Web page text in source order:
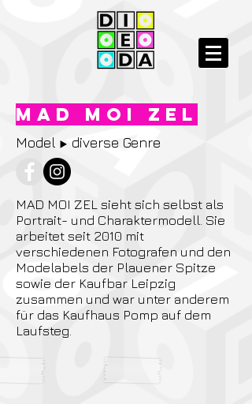
Mad moi zel
Model ▶️ diverse Genre
MAD MOI ZEL sieht sich selbst als
Portrait- und Charaktermodell. Sie
arbeitet seit 2010 mit
verschiedenen Fotografen und den
Modelabels der Plauener Spitze
sowie der Kaufbar Leipzig
zusammen und war unter anderem
für das Kaufhaus Pomp auf dem
Laufsteg.